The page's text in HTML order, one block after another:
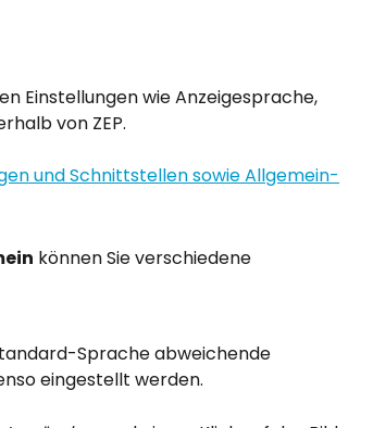
Einstellungen wie Anzeigesprache,
von ZEP.
können Sie verschiedene
Sprache abweichende
eingestellt werden.